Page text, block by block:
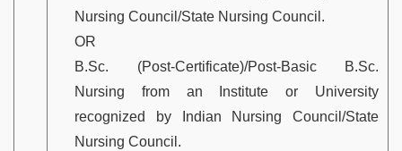
Nursing Council/State Nursing Council.
OR
B.Sc. (Post-Certificate)/Post-Basic B.Sc.
Nursing from an Institute or University
recognized by Indian Nursing Council/State
Nursing Council.